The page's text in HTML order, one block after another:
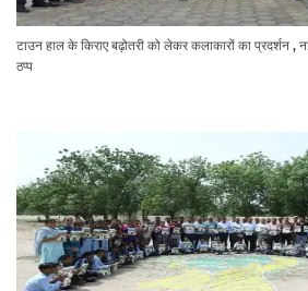
टाउन हाल के किराए बढ़ोतरी को लेकर कलाकारों का प्रदर्शन ,
ठप्प